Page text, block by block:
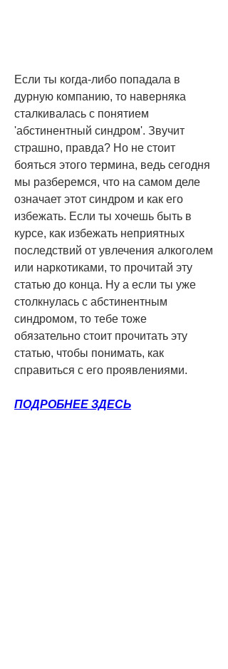
Если ты когда-либо попадала в
дурную компанию, то наверняка
сталкивалась с понятием
'абстинентный синдром'. Звучит
страшно, правда? Но не стоит
бояться этого термина, ведь сегодня
мы разберемся, что на самом деле
означает этот синдром и как его
избежать. Если ты хочешь быть в
курсе, как избежать неприятных
последствий от увлечения алкоголем
или наркотиками, то прочитай эту
статью до конца. Ну а если ты уже
столкнулась с абстинентным
синдромом, то тебе тоже
обязательно стоит прочитать эту
статью, чтобы понимать, как
справиться с его проявлениями.
ПОДРОБНЕЕ ЗДЕСЬ